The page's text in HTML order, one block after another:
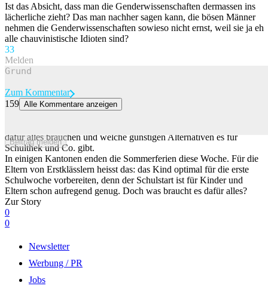
Ist das Absicht, dass man die Genderwissenschaften dermassen ins
lächerliche zieht? Das man nachher sagen kann, die bösen Männer
nehmen die Genderwissenschaften sowieso nicht ernst, weil sie ja eh
alle chauvinistische Idioten sind?
33
Melden
Beitrag melden
Zum Kommentar
159 Alle Kommentare anzeigen
dafür alles brauchen und welche günstigen Alternativen es für
Schulthek und Co. gibt.
In einigen Kantonen enden die Sommerferien diese Woche. Für die
Eltern von Erstklässlern heisst das: das Kind optimal für die erste
Schulwoche vorbereiten, denn der Schulstart ist für Kinder und
Eltern schon aufregend genug. Doch was braucht es dafür alles?
Zur Story
0
0
Newsletter
Werbung / PR
Jobs